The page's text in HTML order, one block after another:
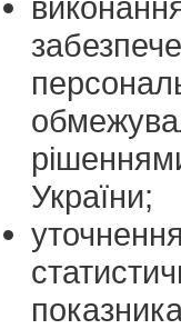
України;